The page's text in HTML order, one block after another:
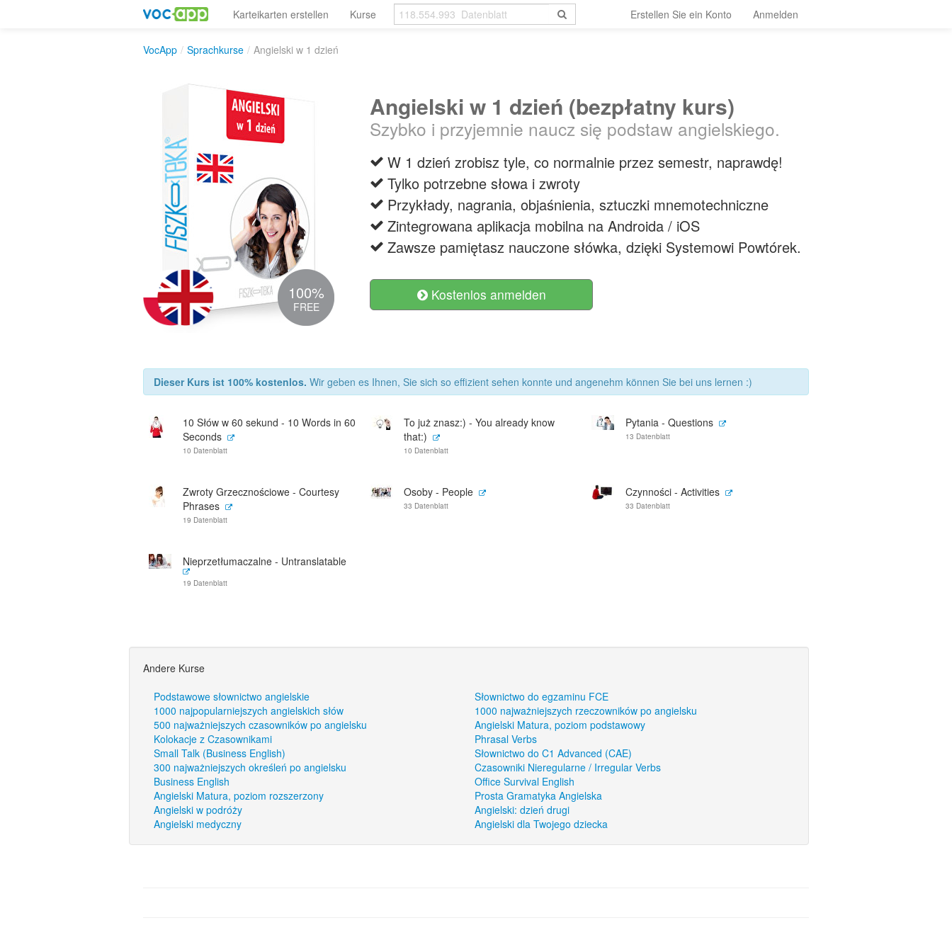
Karteikarten erstellen Kurse Erstellen Sie ein Konto Anmelden
VocApp / Sprachkurse / Angielski w 1 dzień
100%
FREE
Angielski w 1 dzień (bezpłatny kurs)
Szybko i przyjemnie naucz się podstaw angielskiego.
W 1 dzień zrobisz tyle, co normalnie przez semestr, naprawdę!
Tylko potrzebne słowa i zwroty
Przykłady, nagrania, objaśnienia, sztuczki mnemotechniczne
Zintegrowana aplikacja mobilna na Androida / iOS
Zawsze pamiętasz nauczone słówka, dzięki Systemowi Powtórek.
Kostenlos anmelden
Dieser Kurs ist 100% kostenlos. Wir geben es Ihnen, Sie sich so effizient sehen konnte und angenehm können Sie bei uns lernen :)
10 Słów w 60 sekund - 10 Words in 60
Seconds
10 Datenblatt
To już znasz:) - You already know
that:)
10 Datenblatt
Pytania - Questions
13 Datenblatt
Zwroty Grzecznościowe - Courtesy
Phrases
19 Datenblatt
Osoby - People
33 Datenblatt
Czynności - Activities
33 Datenblatt
Nieprzetłumaczalne - Untranslatable
19 Datenblatt
Andere Kurse
Podstawowe słownictwo angielskie
Słownictwo do egzaminu FCE
1000 najpopularniejszych angielskich słów
1000 najważniejszych rzeczowników po angielsku
500 najważniejszych czasowników po angielsku
Angielski Matura, poziom podstawowy
Kolokacje z Czasownikami
Phrasal Verbs
Small Talk (Business English)
Słownictwo do C1 Advanced (CAE)
300 najważniejszych określeń po angielsku
Czasowniki Nieregularne / Irregular Verbs
Business English
Office Survival English
Angielski Matura, poziom rozszerzony
Prosta Gramatyka Angielska
Angielski w podróży
Angielski: dzień drugi
Angielski medyczny
Angielski dla Twojego dziecka